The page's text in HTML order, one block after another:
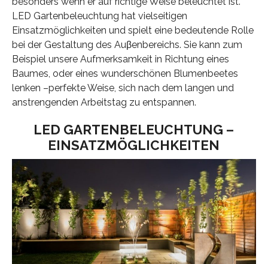
LED Gartenbeleuchtung hat vielseitigen
Einsatzmöglichkeiten und spielt eine bedeutende Rolle
bei der Gestaltung des Auβenbereichs. Sie kann zum
Beispiel unsere Aufmerksamkeit in Richtung eines
Baumes, oder eines wunderschönen Blumenbeetes
lenken –perfekte Weise, sich nach dem langen und
anstrengenden Arbeitstag zu entspannen.
LED GARTENBELEUCHTUNG –
EINSATZMÖGLICHKEITEN